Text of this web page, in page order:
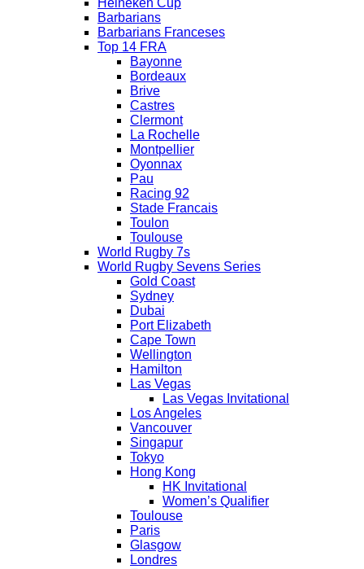
Heineken Cup
Barbarians
Barbarians Franceses
Top 14 FRA
Bayonne
Bordeaux
Brive
Castres
Clermont
La Rochelle
Montpellier
Oyonnax
Pau
Racing 92
Stade Francais
Toulon
Toulouse
World Rugby 7s
World Rugby Sevens Series
Gold Coast
Sydney
Dubai
Port Elizabeth
Cape Town
Wellington
Hamilton
Las Vegas
Las Vegas Invitational
Los Angeles
Vancouver
Singapur
Tokyo
Hong Kong
HK Invitational
Women’s Qualifier
Toulouse
Paris
Glasgow
Londres